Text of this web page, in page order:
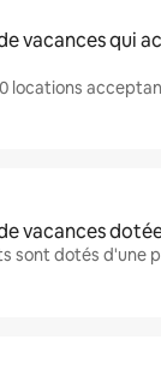
vacances qui
locations
vacances
sont dotés d'une